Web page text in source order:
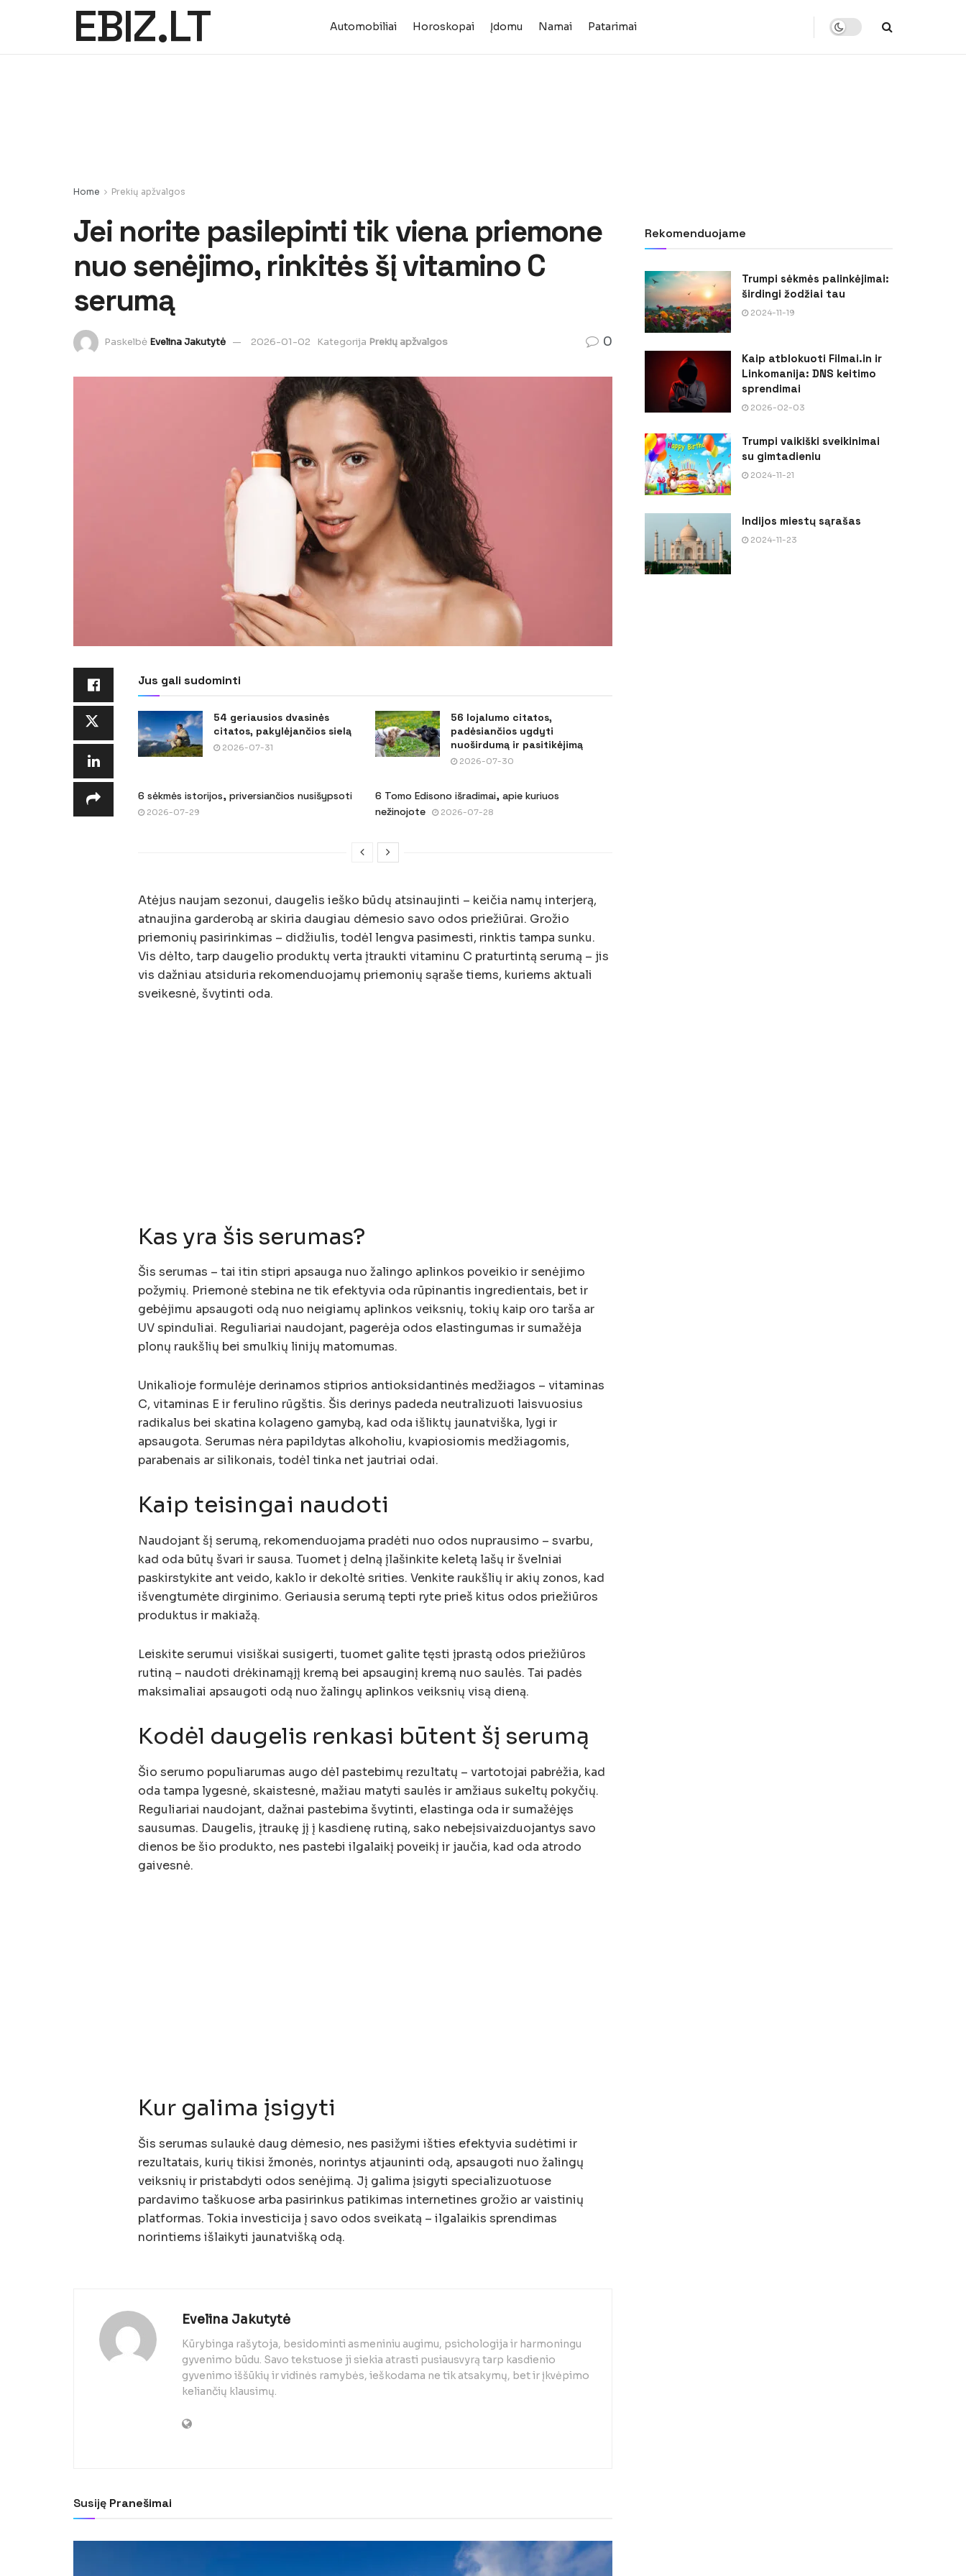
EBIZ.LT Automobiliai Horoskopai Įdomu Namai Patarimai
Home Prekių apžvalgos
Jei norite pasilepinti tik viena priemone
nuo senėjimo, rinkitės šį vitamino C
serumą
Paskelbė Evelina Jakutytė 2026-01-02 Kategorija Prekių apžvalgos 0
Jus gali sudominti
54 geriausios dvasinės
citatos, pakylėjančios sielą
2026-07-31
56 lojalumo citatos,
padėsiančios ugdyti
nuoširdumą ir pasitikėjimą
2026-07-30
6 sėkmės istorijos, priversiančios nusišypsoti
2026-07-29
6 Tomo Edisono išradimai, apie kuriuos
nežinojote
2026-07-28
Atėjus naujam sezonui, daugelis ieško būdų atsinaujinti – keičia namų interjerą,
atnaujina garderobą ar skiria daugiau dėmesio savo odos priežiūrai. Grožio
priemonių pasirinkimas – didžiulis, todėl lengva pasimesti, rinktis tampa sunku.
Vis dėlto, tarp daugelio produktų verta įtraukti vitaminu C praturtintą serumą – jis
vis dažniau atsiduria rekomenduojamų priemonių sąraše tiems, kuriems aktuali
sveikesnė, švytinti oda.
Kas yra šis serumas?
Šis serumas – tai itin stipri apsauga nuo žalingo aplinkos poveikio ir senėjimo
požymių. Priemonė stebina ne tik efektyvia oda rūpinantis ingredientais, bet ir
gebėjimu apsaugoti odą nuo neigiamų aplinkos veiksnių, tokių kaip oro tarša ar
UV spinduliai. Reguliariai naudojant, pagerėja odos elastingumas ir sumažėja
plonų raukšlių bei smulkių linijų matomumas.
Unikalioje formulėje derinamos stiprios antioksidantinės medžiagos – vitaminas
C, vitaminas E ir ferulino rūgštis. Šis derinys padeda neutralizuoti laisvuosius
radikalus bei skatina kolageno gamybą, kad oda išliktų jaunatviška, lygi ir
apsaugota. Serumas nėra papildytas alkoholiu, kvapiosiomis medžiagomis,
parabenais ar silikonais, todėl tinka net jautriai odai.
Kaip teisingai naudoti
Naudojant šį serumą, rekomenduojama pradėti nuo odos nuprausimo – svarbu,
kad oda būtų švari ir sausa. Tuomet į delną įlašinkite keletą lašų ir švelniai
paskirstykite ant veido, kaklo ir dekoltė srities. Venkite raukšlių ir akių zonos, kad
išvengtumėte dirginimo. Geriausia serumą tepti ryte prieš kitus odos priežiūros
produktus ir makiažą.
Leiskite serumui visiškai susigerti, tuomet galite tęsti įprastą odos priežiūros
rutiną – naudoti drėkinamąjį kremą bei apsauginį kremą nuo saulės. Tai padės
maksimaliai apsaugoti odą nuo žalingų aplinkos veiksnių visą dieną.
Kodėl daugelis renkasi būtent šį serumą
Šio serumo populiarumas augo dėl pastebimų rezultatų – vartotojai pabrėžia, kad
oda tampa lygesnė, skaistesnė, mažiau matyti saulės ir amžiaus sukeltų pokyčių.
Reguliariai naudojant, dažnai pastebima švytinti, elastinga oda ir sumažėjęs
sausumas. Daugelis, įtraukę jį į kasdienę rutiną, sako nebeįsivaizduojantys savo
dienos be šio produkto, nes pastebi ilgalaikį poveikį ir jaučia, kad oda atrodo
gaivesnė.
Kur galima įsigyti
Šis serumas sulaukė daug dėmesio, nes pasižymi išties efektyvia sudėtimi ir
rezultatais, kurių tikisi žmonės, norintys atjauninti odą, apsaugoti nuo žalingų
veiksnių ir pristabdyti odos senėjimą. Jį galima įsigyti specializuotuose
pardavimo taškuose arba pasirinkus patikimas internetines grožio ar vaistinių
platformas. Tokia investicija į savo odos sveikatą – ilgalaikis sprendimas
norintiems išlaikyti jaunatvišką odą.
Evelina Jakutytė
Kūrybinga rašytoja, besidominti asmeniniu augimu, psichologija ir harmoningu
gyvenimo būdu. Savo tekstuose ji siekia atrasti pusiausvyrą tarp kasdienio
gyvenimo iššūkių ir vidinės ramybės, ieškodama ne tik atsakymų, bet ir įkvėpimo
keliančių klausimų.
Susiję Pranešimai
Rekomenduojame
Trumpi sėkmės palinkėjimai:
širdingi žodžiai tau
2024-11-19
Kaip atblokuoti Filmai.in ir
Linkomanija: DNS keitimo
sprendimai
2026-02-03
Trumpi vaikiški sveikinimai
su gimtadieniu
2024-11-21
Indijos miestų sąrašas
2024-11-23